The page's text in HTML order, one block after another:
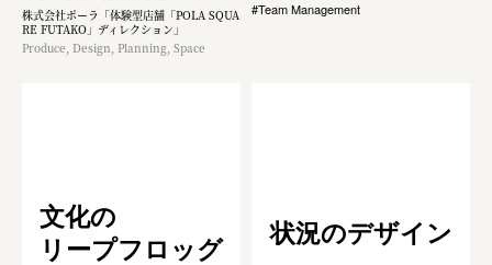
株式会社ポーラ「体験型店舗「POLA SQUA
RE FUTAKO」ディレクション」
Produce, Design, Planning, Space
#Team Management
文化の
リープフロッグ
状況のデザイン